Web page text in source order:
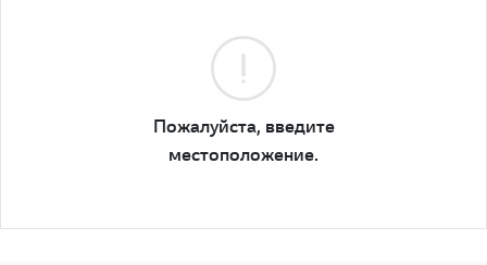
Пожалуйста, введите
местоположение.